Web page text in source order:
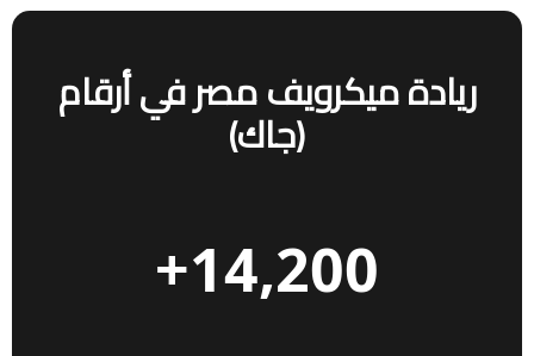
ريادة ميكرويف مصر في أرقام
(جاك)
14,200+